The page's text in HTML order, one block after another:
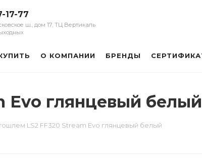
17-77
ш., дом 17, ТЦ Вертикаль
О КОМПАНИИ БРЕНДЫ
Evo глянцевый белый
LS2 FF320 Stream Evo глянцевый белый